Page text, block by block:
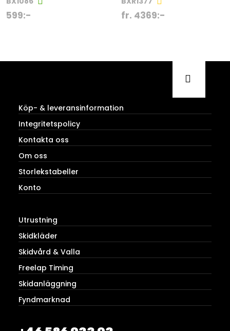
599:- fr. 4369:-
Köp- & leveransinformation
Integritetspolicy
Kontakta oss
Om oss
Storlekstabeller
Konto
Utrustning
Skidkläder
Skidvård & Valla
Freelap Timing
Skidanläggning
Fyndmarknad